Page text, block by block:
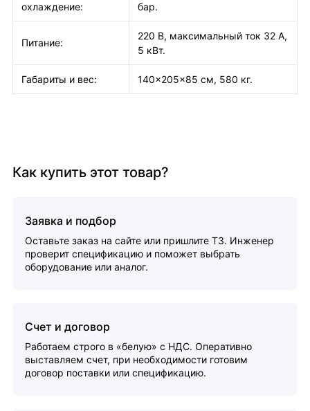
охлаждение:
бар.
Питание:
220 В, максимальный ток 32 А,
5 кВт.
Габариты и вес: 140×205×85 см, 580 кг.
Как купить этот товар?
Заявка и подбор
Оставьте заказ на сайте или пришлите ТЗ. Инженер
проверит спецификацию и поможет выбрать
оборудование или аналог.
Счет и договор
Работаем строго в «белую» с НДС. Оперативно
выставляем счет, при необходимости готовим
договор поставки или спецификацию.